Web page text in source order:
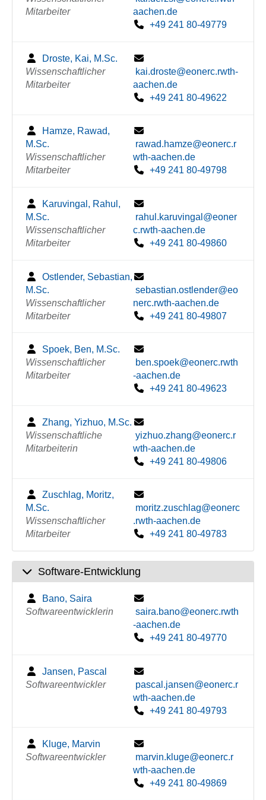
Mitarbeiter
aachen.de
+49 241 80-49779
Droste, Kai, M.Sc.
Wissenschaftlicher
Mitarbeiter
kai.droste@eonerc.rwth-
aachen.de
+49 241 80-49622
Hamze, Rawad,
M.Sc.
Wissenschaftlicher
Mitarbeiter
rawad.hamze@eonerc.r
wth-aachen.de
+49 241 80-49798
Karuvingal, Rahul,
M.Sc.
Wissenschaftlicher
Mitarbeiter
rahul.karuvingal@eoner
c.rwth-aachen.de
+49 241 80-49860
Ostlender, Sebastian,
M.Sc.
Wissenschaftlicher
Mitarbeiter
sebastian.ostlender@eo
nerc.rwth-aachen.de
+49 241 80-49807
Spoek, Ben, M.Sc.
Wissenschaftlicher
Mitarbeiter
ben.spoek@eonerc.rwth
-aachen.de
+49 241 80-49623
Zhang, Yizhuo, M.Sc.
Wissenschaftliche
Mitarbeiterin
yizhuo.zhang@eonerc.r
wth-aachen.de
+49 241 80-49806
Zuschlag, Moritz,
M.Sc.
Wissenschaftlicher
Mitarbeiter
moritz.zuschlag@eonerc
.rwth-aachen.de
+49 241 80-49783
Software-Entwicklung
Bano, Saira
Softwareentwicklerin
saira.bano@eonerc.rwth
-aachen.de
+49 241 80-49770
Jansen, Pascal
Softwareentwickler
pascal.jansen@eonerc.r
wth-aachen.de
+49 241 80-49793
Kluge, Marvin
Softwareentwickler
marvin.kluge@eonerc.r
wth-aachen.de
+49 241 80-49869